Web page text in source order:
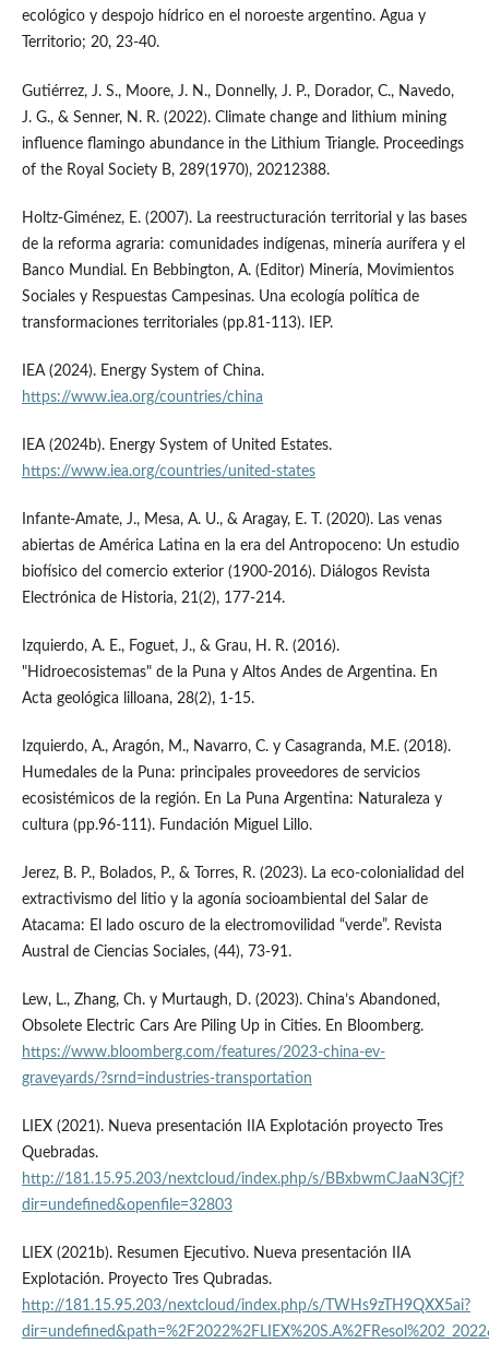
ecológico y despojo hídrico en el noroeste argentino. Agua y
Territorio; 20, 23-40.
Gutiérrez, J. S., Moore, J. N., Donnelly, J. P., Dorador, C., Navedo,
J. G., & Senner, N. R. (2022). Climate change and lithium mining
influence flamingo abundance in the Lithium Triangle. Proceedings
of the Royal Society B, 289(1970), 20212388.
Holtz-Giménez, E. (2007). La reestructuración territorial y las bases
de la reforma agraria: comunidades indígenas, minería aurífera y el
Banco Mundial. En Bebbington, A. (Editor) Minería, Movimientos
Sociales y Respuestas Campesinas. Una ecología política de
transformaciones territoriales (pp.81-113). IEP.
IEA (2024). Energy System of China.
https://www.iea.org/countries/china
IEA (2024b). Energy System of United Estates.
https://www.iea.org/countries/united-states
Infante-Amate, J., Mesa, A. U., & Aragay, E. T. (2020). Las venas
abiertas de América Latina en la era del Antropoceno: Un estudio
biofísico del comercio exterior (1900-2016). Diálogos Revista
Electrónica de Historia, 21(2), 177-214.
Izquierdo, A. E., Foguet, J., & Grau, H. R. (2016).
"Hidroecosistemas" de la Puna y Altos Andes de Argentina. En
Acta geológica lilloana, 28(2), 1-15.
Izquierdo, A., Aragón, M., Navarro, C. y Casagranda, M.E. (2018).
Humedales de la Puna: principales proveedores de servicios
ecosistémicos de la región. En La Puna Argentina: Naturaleza y
cultura (pp.96-111). Fundación Miguel Lillo.
Jerez, B. P., Bolados, P., & Torres, R. (2023). La eco-colonialidad del
extractivismo del litio y la agonía socioambiental del Salar de
Atacama: El lado oscuro de la electromovilidad “verde”. Revista
Austral de Ciencias Sociales, (44), 73-91.
Lew, L., Zhang, Ch. y Murtaugh, D. (2023). China’s Abandoned,
Obsolete Electric Cars Are Piling Up in Cities. En Bloomberg.
https://www.bloomberg.com/features/2023-china-ev-
graveyards/?srnd=industries-transportation
LIEX (2021). Nueva presentación IIA Explotación proyecto Tres
Quebradas.
http://181.15.95.203/nextcloud/index.php/s/BBxbwmCJaaN3Cjf?
dir=undefined&openfile=32803
LIEX (2021b). Resumen Ejecutivo. Nueva presentación IIA
Explotación. Proyecto Tres Qubradas.
http://181.15.95.203/nextcloud/index.php/s/TWHs9zTH9QXX5ai?